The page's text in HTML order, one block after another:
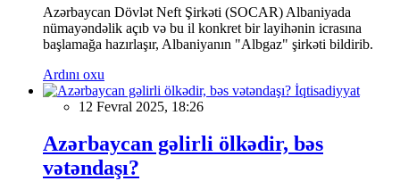
Azərbaycan Dövlət Neft Şirkəti (SOCAR) Albaniyada
nümayəndəlik açıb və bu il konkret bir layihənin icrasına
başlamağa hazırlaşır, Albaniyanın "Albgaz" şirkəti bildirib.
Ardını oxu
İqtisadiyyat
12 Fevral 2025, 18:26
Azərbaycan gəlirli ölkədir, bəs
vətəndaşı?